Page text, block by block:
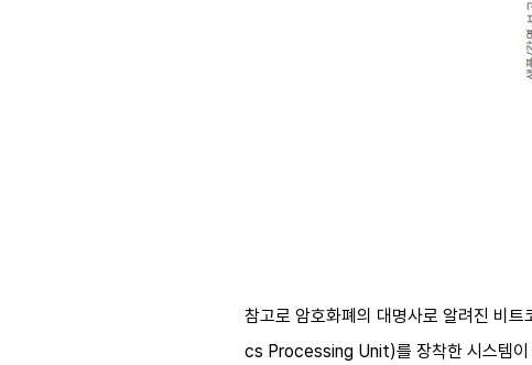
참고로 암호화폐의 대명사로 알려진 비
cs Processing Unit)를 장착한 시스템이